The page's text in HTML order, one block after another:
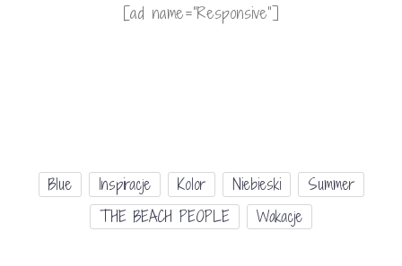
[ad name=”Responsive”]
Blue Inspiracje Kolor Niebieski
Summer
THE BEACH PEOPLE
Wakacje